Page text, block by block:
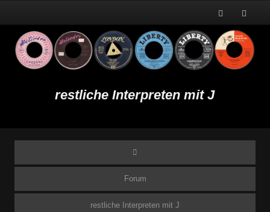
restliche Interpreten mit J
Forum
restliche Interpreten mit J